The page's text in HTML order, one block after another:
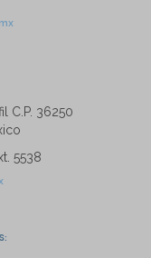
C.P. 36250
5538